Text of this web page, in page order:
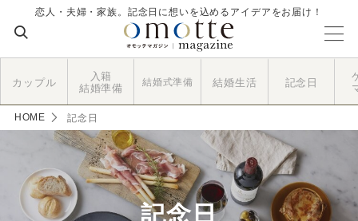
恋人・夫婦・家族。記念日に想いを込めるアイデアをお届け！
カップル
入籍
結婚準備
結婚式準備 結婚生活 記念日
HOME 記念日
記念日